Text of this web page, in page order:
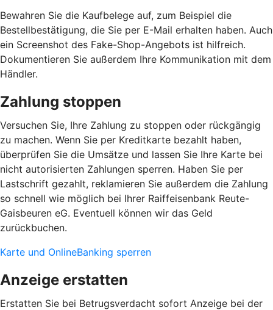
Bewahren Sie die Kaufbelege auf, zum Beispiel die
Bestellbestätigung, die Sie per E-Mail erhalten haben. Auch
ein Screenshot des Fake-Shop-Angebots ist hilfreich.
Dokumentieren Sie außerdem Ihre Kommunikation mit dem
Händler.
Zahlung stoppen
Versuchen Sie, Ihre Zahlung zu stoppen oder rückgängig
zu machen. Wenn Sie per Kreditkarte bezahlt haben,
überprüfen Sie die Umsätze und lassen Sie Ihre Karte bei
nicht autorisierten Zahlungen sperren. Haben Sie per
Lastschrift gezahlt, reklamieren Sie außerdem die Zahlung
so schnell wie möglich bei Ihrer Raiffeisenbank Reute-
Gaisbeuren eG. Eventuell können wir das Geld
zurückbuchen.
Karte und OnlineBanking sperren
Anzeige erstatten
Erstatten Sie bei Betrugsverdacht sofort Anzeige bei der